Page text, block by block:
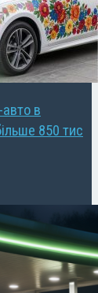
в
850 тис